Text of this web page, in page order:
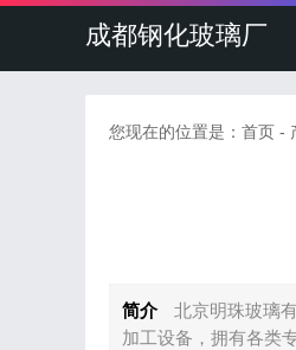
成都钢化玻璃厂
您现在的位置是： 首页 -
简介
北京明珠玻璃
加工设备，拥有各类